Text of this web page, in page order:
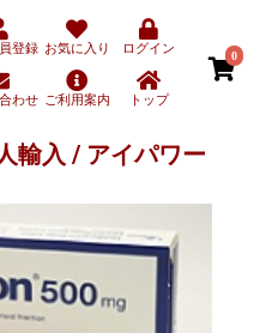
登録 お気に入り ログイン
わせ ご利用案内 トップ
0
輸入 / アイパワー